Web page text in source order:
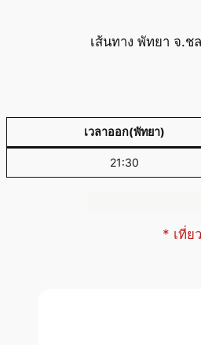
เส้นทาง พัทยา จ.ช
เวลาออก(พัทยา)
21:30
* เที่ย